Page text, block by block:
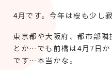
4月です。今年は桜も少し
東京都や大阪府、都市部
とか…でも前橋は4月7日か
です…本当かな。